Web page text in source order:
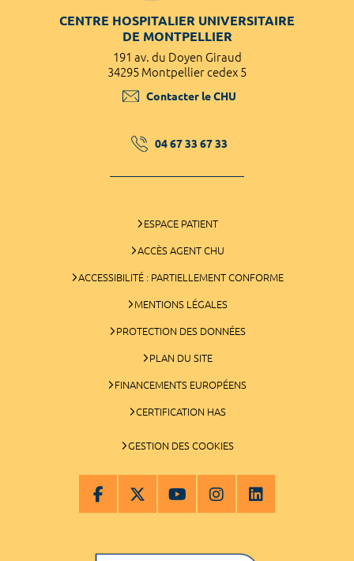
CENTRE HOSPITALIER UNIVERSITAIRE
DE MONTPELLIER
191 av. du Doyen Giraud
34295 Montpellier cedex 5
Contacter le CHU
04 67 33 67 33
ESPACE PATIENT
ACCÈS AGENT CHU
ACCESSIBILITÉ : PARTIELLEMENT CONFORME
MENTIONS LÉGALES
PROTECTION DES DONNÉES
PLAN DU SITE
FINANCEMENTS EUROPÉENS
CERTIFICATION HAS
GESTION DES COOKIES